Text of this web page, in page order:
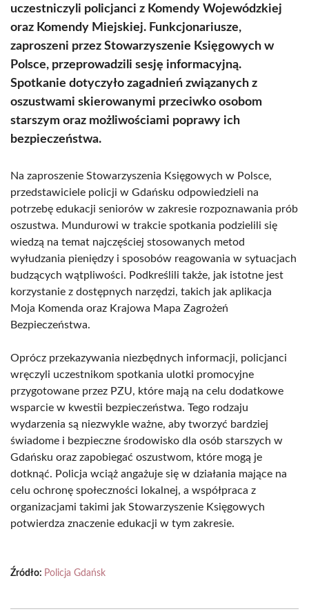
uczestniczyli policjanci z Komendy Wojewódzkiej
oraz Komendy Miejskiej. Funkcjonariusze,
zaproszeni przez Stowarzyszenie Księgowych w
Polsce, przeprowadzili sesję informacyjną.
Spotkanie dotyczyło zagadnień związanych z
oszustwami skierowanymi przeciwko osobom
starszym oraz możliwościami poprawy ich
bezpieczeństwa.
Na zaproszenie Stowarzyszenia Księgowych w Polsce,
przedstawiciele policji w Gdańsku odpowiedzieli na
potrzebę edukacji seniorów w zakresie rozpoznawania prób
oszustwa. Mundurowi w trakcie spotkania podzielili się
wiedzą na temat najczęściej stosowanych metod
wyłudzania pieniędzy i sposobów reagowania w sytuacjach
budzących wątpliwości. Podkreślili także, jak istotne jest
korzystanie z dostępnych narzędzi, takich jak aplikacja
Moja Komenda oraz Krajowa Mapa Zagrożeń
Bezpieczeństwa.
Oprócz przekazywania niezbędnych informacji, policjanci
wręczyli uczestnikom spotkania ulotki promocyjne
przygotowane przez PZU, które mają na celu dodatkowe
wsparcie w kwestii bezpieczeństwa. Tego rodzaju
wydarzenia są niezwykle ważne, aby tworzyć bardziej
świadome i bezpieczne środowisko dla osób starszych w
Gdańsku oraz zapobiegać oszustwom, które mogą je
dotknąć. Policja wciąż angażuje się w działania mające na
celu ochronę społeczności lokalnej, a współpraca z
organizacjami takimi jak Stowarzyszenie Księgowych
potwierdza znaczenie edukacji w tym zakresie.
Źródło: Policja Gdańsk